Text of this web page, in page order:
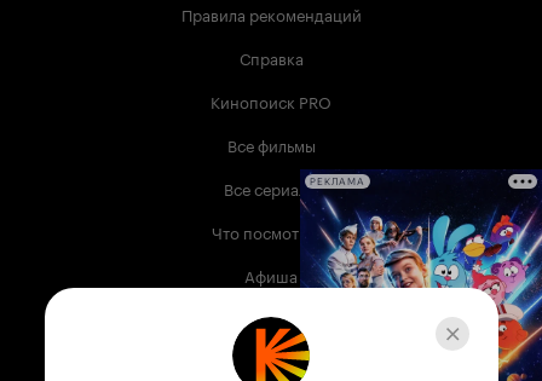
Правила рекомендаций
Справка
Кинопоиск PRO
Все фильмы
Все сериалы
Что посмотреть
Афиша
Музыка
Телепрограмма
РЕКЛАМА